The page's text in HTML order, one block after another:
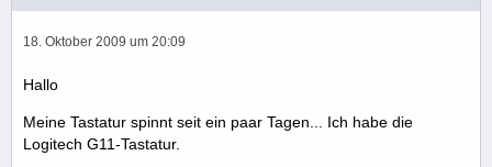
18. Oktober 2009 um 20:09
Hallo
Meine Tastatur spinnt seit ein paar Tagen... Ich habe die
Logitech G11-Tastatur.